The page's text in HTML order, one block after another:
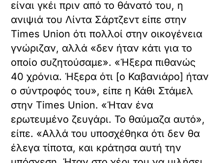
Back
To
Top
Σχετικά με αυτόν τον ιστότοπο
Το Loatki.grαποτελεί συσσωρευτή
περιεχομένου
(aggregator), ως εκ τούτου τα άρθρα, εικόνες